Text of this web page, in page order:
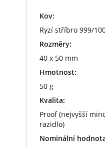
Kov:
Ryzí stříbro 999/
Rozměry:
40 x 50 mm
Hmotnost:
50 g
Kvalita:
Proof (nejvyšší
razidlo)
Nominální